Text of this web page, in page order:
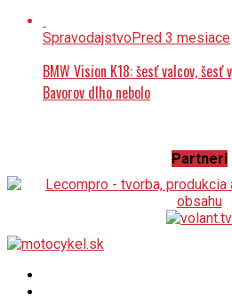
SpravodajstvoPred 3 mesiace
BMW Vision K18: šesť valcov, šesť
Bavorov dlho nebolo
Partneri